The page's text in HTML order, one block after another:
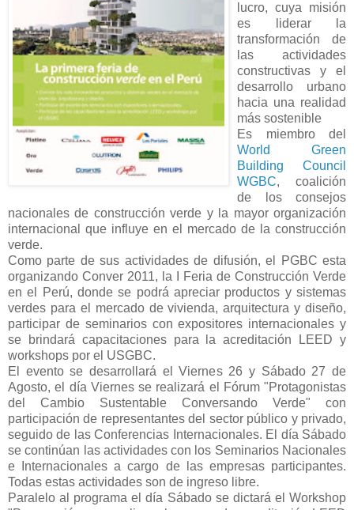
lucro, cuya misión
es liderar la
transformación de
las actividades
constructivas y el
desarrollo urbano
hacia una realidad
más sostenible
Es miembro del
World Green
Building Council
WGBC, coalición
de los consejos
nacionales de construcción verde y la mayor organización
internacional que influye en el mercado de la construcción
verde.
Como parte de sus actividades de difusión, el PGBC esta
organizando Conver 2011, la I Feria de Construcción Verde
en el Perú, donde se podrá apreciar productos y sistemas
verdes para el mercado de vivienda, arquitectura y diseño,
participar de seminarios con expositores internacionales y
se brindará capacitaciones para la acreditación LEED y
workshops por el USGBC.
El evento se desarrollará el Viernes 26 y Sábado 27 de
Agosto, el día Viernes se realizará el Fórum "Protagonistas
del Cambio Sustentable Conversando Verde" con
participación de representantes del sector público y privado,
seguido de las Conferencias Internacionales. El día Sábado
se continúan las actividades con los Seminarios Nacionales
e Internacionales a cargo de las empresas participantes.
Todas estas actividades son de ingreso libre.
Paralelo al programa el día Sábado se dictará el Workshop